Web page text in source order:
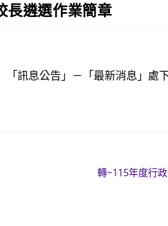
長遴選作業簡章
訊息公告」－「最新消息」處
轉~115年度行